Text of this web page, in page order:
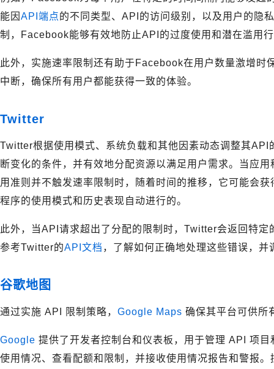
能因 API端点 的不同类型、API的访问级别，以及用户的隐
制，Facebook能够有效地防止API的过度使用和潜在滥用
此外，实施速率限制还有助于Facebook在用户数量激增时
中断，确保所有用户都能获得一致的体验。
Twitter
Twitter根据使用模式、系统负载和其他因素动态调整其
断变化的条件，并有效地分配资源以满足用户需求。当应
用准则并不触发速率限制时，随着时间的推移，它可能会
程序的使用模式和历史表现自动进行的。
此外，当API请求超出了分配的限制时，Twitter会返回特
参考Twitter的API文档 ，了解如何正确地处理这些错误，
谷歌地图
通过实施 API 限制策略， Google Maps 确保其平台可供所
Google 提供了开发者控制台和仪表板，用于管理 API 项
使用情况、查看配额和限制，并接收使用情况报告和警报